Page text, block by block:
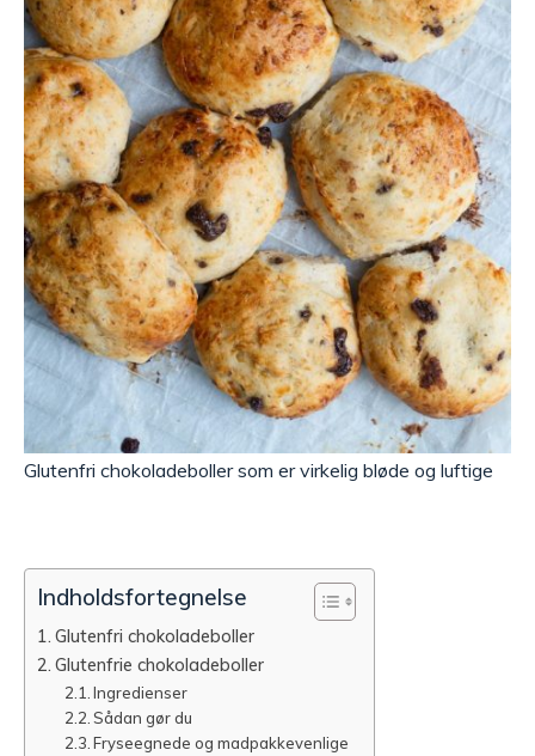
Glutenfri chokoladeboller som er virkelig bløde og luftige
Indholdsfortegnelse
Glutenfri chokoladeboller
Glutenfrie chokoladeboller
Ingredienser
Sådan gør du
Fryseegnede og madpakkevenlige